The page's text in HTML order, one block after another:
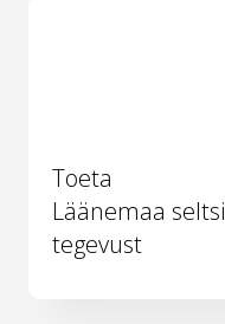
Toeta
Läänemaa seltsi
tegevust